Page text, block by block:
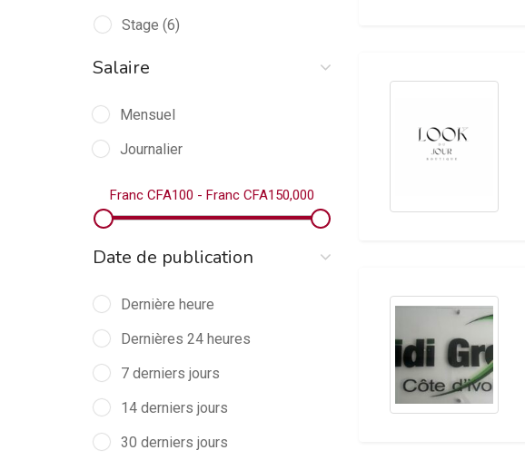
Biochimie
Biomédical
Communication (2)
Construction / BTP (2)
Constructions / Installations
Contrôle de gestion/Audit
(1)
Stage (6)
Salaire
Mensuel
Journalier
Franc CFA100 - Franc CFA150,000
Date de publication
Dernière heure
Dernières 24 heures
7 derniers jours
14 derniers jours
30 derniers jours